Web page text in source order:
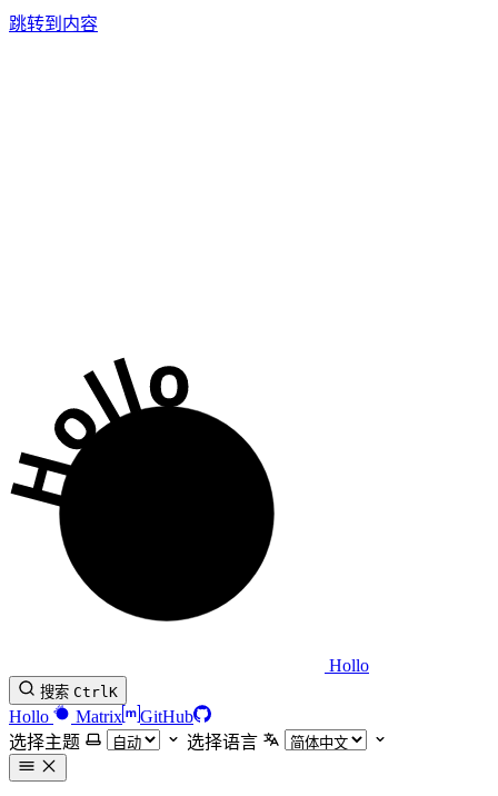
跳转到内容
Hollo
搜索 CtrlK
Hollo Matrix
GitHub
选择主题
选择语言